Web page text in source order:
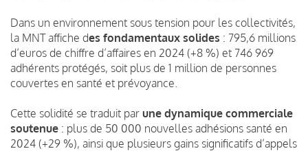
Dans un environnement sous tension pour les collectivités,
la MNT affiche des fondamentaux solides : 795,6 millions
d’euros de chiffre d’affaires en 2024 (+8 %) et 746 969
adhérents protégés, soit plus de 1 million de personnes
couvertes en santé et prévoyance.
Cette solidité se traduit par une dynamique commerciale
soutenue : plus de 50 000 nouvelles adhésions santé en
2024 (+29 %), ainsi que plusieurs gains significatifs d’appels